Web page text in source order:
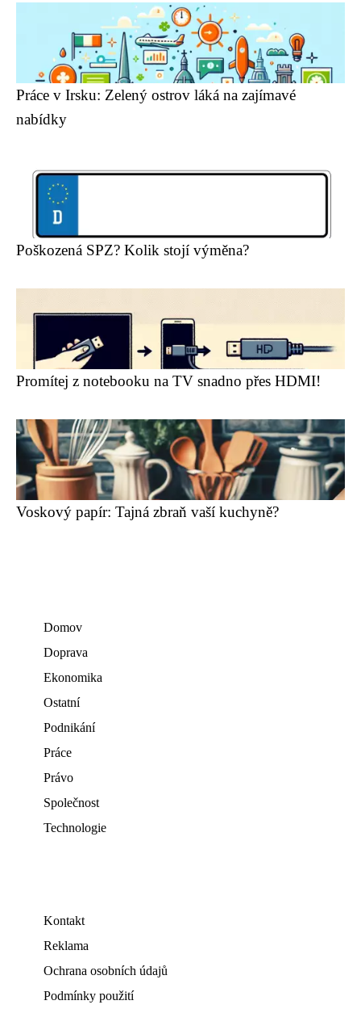
Práce v Irsku: Zelený ostrov láká na zajímavé
nabídky
Poškozená SPZ? Kolik stojí výměna?
Promítej z notebooku na TV snadno přes HDMI!
Voskový papír: Tajná zbraň vaší kuchyně?
Domov
Doprava
Ekonomika
Ostatní
Podnikání
Práce
Právo
Společnost
Technologie
Kontakt
Reklama
Ochrana osobních údajů
Podmínky použití